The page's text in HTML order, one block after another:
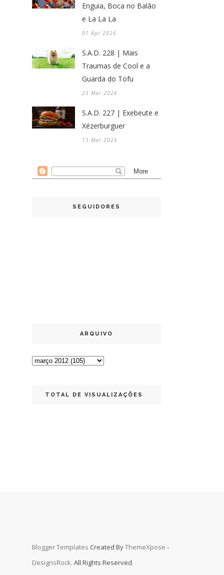
Enguia, Boca no Balão
e La La La
01 Apr 2026
S.A.D. 228 | Mais
Traumas de Cool e a
Guarda do Tofu
23 Mar 2026
S.A.D. 227 | Exebeute e
Xézerburguer
13 Mar 2026
SEGUIDORES
ARQUIVO
TOTAL DE VISUALIZAÇÕES
Blogger Templates Created ByThemeXpose -
DesignsRock. All Rights Reserved.